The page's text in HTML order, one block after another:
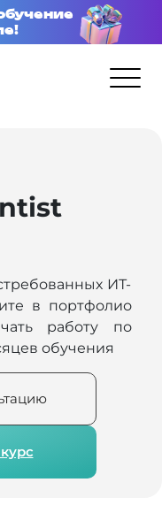
ИТ-
в портфолио
работу по
обучения